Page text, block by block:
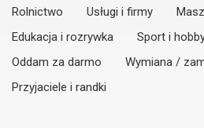
Rolnictwo
Usługi i firmy
Edukacja i rozrywka
Sport i
Oddam za darmo
Wymiana /
Przyjaciele i randki